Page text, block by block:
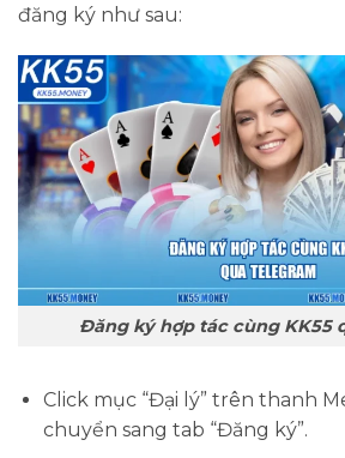
đăng ký như sau:
Đăng ký hợp tác cùng KK55
Click mục “Đại lý” trên thanh
chuyển sang tab “Đăng ký”.